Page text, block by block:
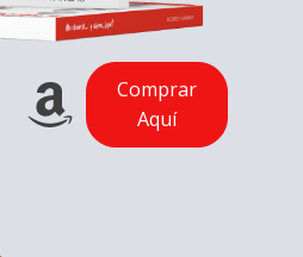
Comprar
Aquí